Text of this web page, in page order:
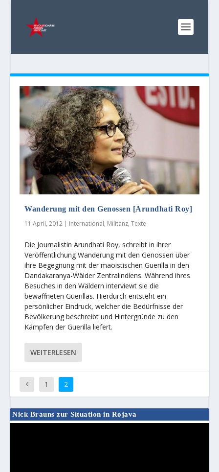
Wanderung mit den Genossen [Arundhati Roy]
11.April, 2012 | International, Militanz,Texte
Die Journalistin Arundhati Roy, schreibt in ihrer
Veröffentlichung Wanderung mit den Genossen über
ihre Begegnung mit der maoistischen Guerilla in den
Dandakaranya-Wälder Zentralindiens. Während ihres
Besuches in den Wäldern interviewt sie die
bewaffneten Guerillas. Hierdurch entsteht ein
persönlicher Eindruck, welcher die Bedürfnisse der
Bevölkerung beschreibt und Hintergründe zu den
Kämpfen der Guerilla liefert.
WEITERLESEN
1 2
Nick Brauns zur Situation in Rojava